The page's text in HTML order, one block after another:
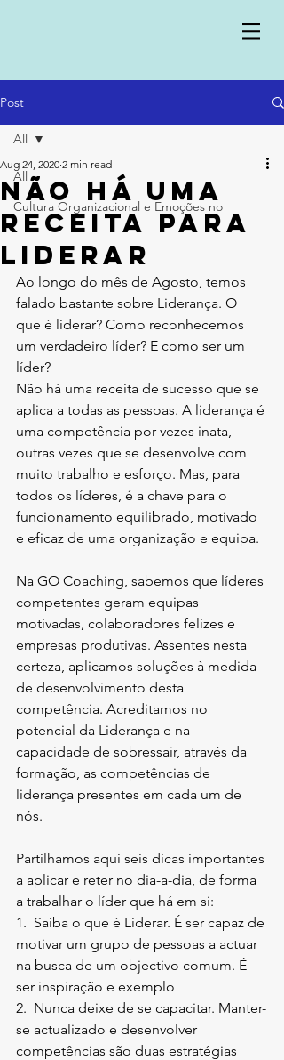
Post
All
Cultura Organizacional e Emoções no
All
Não há uma
receita para
Liderar
Aug 24, 2020 2 min read
Ao longo do mês de Agosto, temos
falado bastante sobre Liderança. O
que é liderar? Como reconhecemos
um verdadeiro líder? E como ser um
líder?
Não há uma receita de sucesso que se
aplica a todas as pessoas. A liderança é
uma competência por vezes inata,
outras vezes que se desenvolve com
muito trabalho e esforço. Mas, para
todos os líderes, é a chave para o
funcionamento equilibrado, motivado
e eficaz de uma organização e equipa.
Na GO Coaching, sabemos que líderes
competentes geram equipas
motivadas, colaboradores felizes e
empresas produtivas. Assentes nesta
certeza, aplicamos soluções à medida
de desenvolvimento desta
competência. Acreditamos no
potencial da Liderança e na
capacidade de sobressair, através da
formação, as competências de
liderança presentes em cada um de
nós.
Partilhamos aqui seis dicas importantes
a aplicar e reter no dia-a-dia, de forma
a trabalhar o líder que há em si:
1.  Saiba o que é Liderar. É ser capaz de
motivar um grupo de pessoas a actuar
na busca de um objectivo comum. É
ser inspiração e exemplo
2.  Nunca deixe de se capacitar. Manter-
se actualizado e desenvolver
competências são duas estratégias